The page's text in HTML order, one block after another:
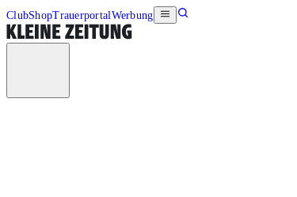
ClubShopTrauerportalWerbung